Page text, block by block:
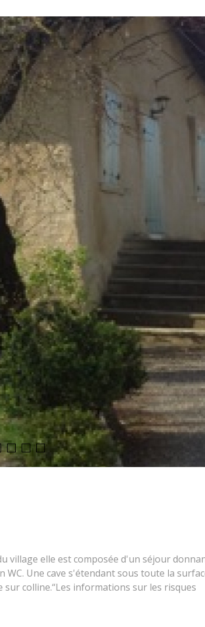
village elle est composée d'un séjour
Une cave s'étendant sous toute la
sur colline.“Les informations sur les risques